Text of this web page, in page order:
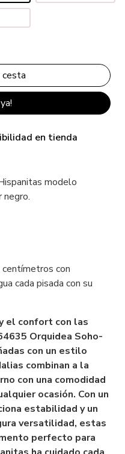
en tienda
modelo
negro.
con
cada pisada con su
el confort con las
Orquidea Soho-
con un estilo
combinan a la
con una comodidad
ocasión. Con un
estabilidad y un
versatilidad, estas
perfecto para